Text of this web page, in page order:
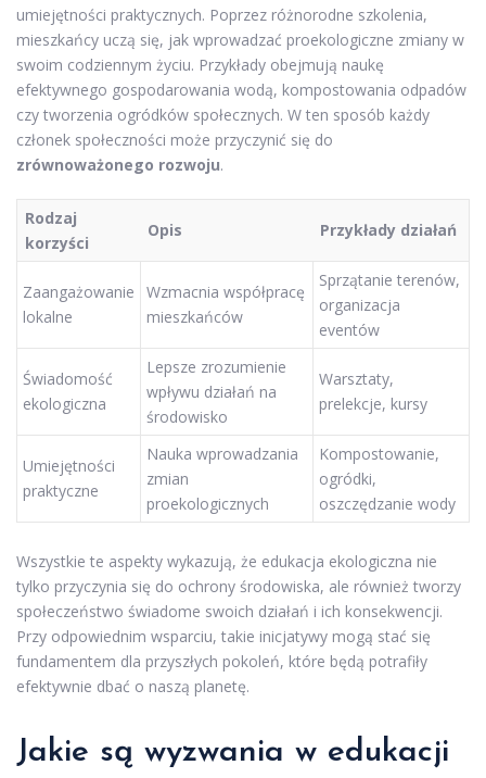
umiejętności praktycznych. Poprzez różnorodne szkolenia,
mieszkańcy uczą się, jak wprowadzać proekologiczne zmiany w
swoim codziennym życiu. Przykłady obejmują naukę
efektywnego gospodarowania wodą, kompostowania odpadów
czy tworzenia ogródków społecznych. W ten sposób każdy
członek społeczności może przyczynić się do
zrównoważonego rozwoju.
Rodzaj
korzyści
Opis Przykłady działań
Zaangażowanie
lokalne
Wzmacnia współpracę
mieszkańców
Sprzątanie terenów,
organizacja
eventów
Świadomość
ekologiczna
Lepsze zrozumienie
wpływu działań na
środowisko
Warsztaty,
prelekcje, kursy
Umiejętności
praktyczne
Nauka wprowadzania
zmian
proekologicznych
Kompostowanie,
ogródki,
oszczędzanie wody
Wszystkie te aspekty wykazują, że edukacja ekologiczna nie
tylko przyczynia się do ochrony środowiska, ale również tworzy
społeczeństwo świadome swoich działań i ich konsekwencji.
Przy odpowiednim wsparciu, takie inicjatywy mogą stać się
fundamentem dla przyszłych pokoleń, które będą potrafiły
efektywnie dbać o naszą planetę.
Jakie są wyzwania w edukacji